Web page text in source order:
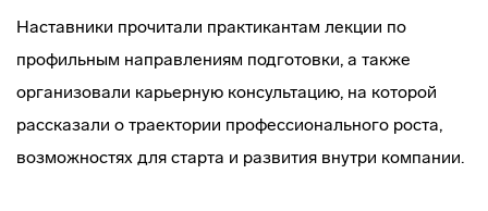
Наставники прочитали практикантам лекции по
профильным направлениям подготовки, а также
организовали карьерную консультацию, на которой
рассказали о траектории профессионального роста,
возможностях для старта и развития внутри компании.